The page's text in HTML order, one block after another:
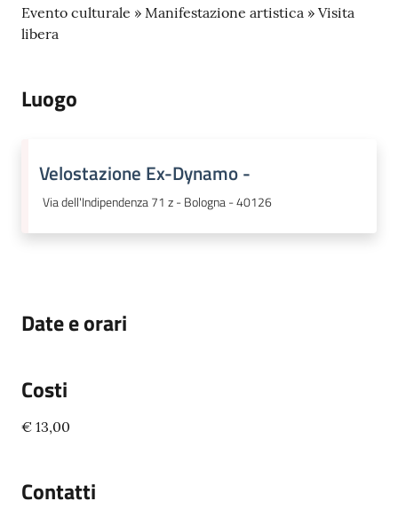
Evento culturale » Manifestazione artistica » Visita
libera
Luogo
Velostazione Ex-Dynamo -
Via dell'Indipendenza 71 z - Bologna - 40126
Date e orari
Costi
€ 13,00
Contatti